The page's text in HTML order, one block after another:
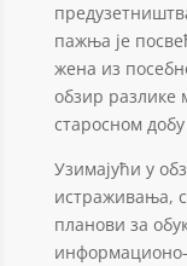
пажња је
жена из
обзир разлике
старосном
Узимајући у
истраживања,
планови за
информационо-